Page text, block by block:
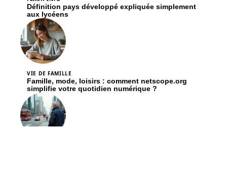
Définition pays développé expliquée simplement
aux lycéens
VIE DE FAMILLE
Famille, mode, loisirs : comment netscope.org
simplifie votre quotidien numérique ?